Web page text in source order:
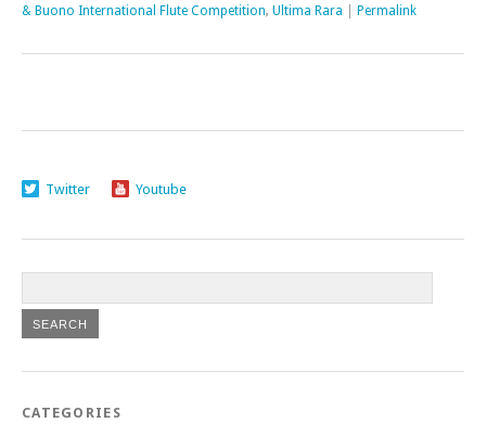
& Buono International Flute Competition, Ultima Rara Permalink
Twitter Youtube
CATEGORIES